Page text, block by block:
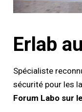
Erlab
Spécialiste
sécurité pour les
Forum Labo sur